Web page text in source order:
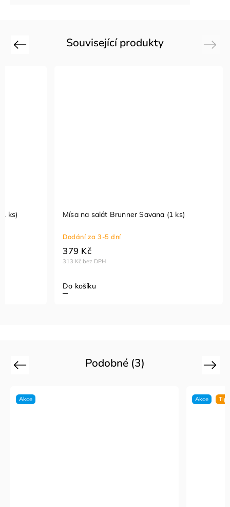
Související produkty
Previous
ks) Mísa na salát Brunner Savana (1 ks)
Dodání za 3-5 dní
313 Kč bez DPH
379 Kč
Do košíku
Next
Podobné (3)
Previous
Akce Akce Tip
Next